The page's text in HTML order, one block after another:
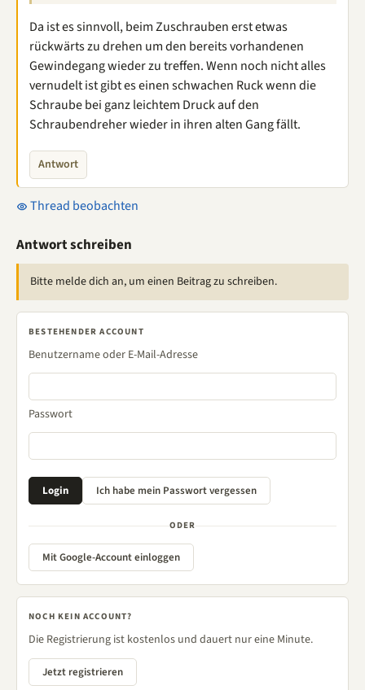
Da ist es sinnvoll, beim Zuschrauben erst etwas
rückwärts zu drehen um den bereits vorhandenen
Gewindegang wieder zu treffen. Wenn noch nicht alles
vernudelt ist gibt es einen schwachen Ruck wenn die
Schraube bei ganz leichtem Druck auf den
Schraubendreher wieder in ihren alten Gang fällt.
Antwort
Thread beobachten
Antwort schreiben
Bitte melde dich an, um einen Beitrag zu schreiben.
BESTEHENDER ACCOUNT
Benutzername oder E-Mail-Adresse
Passwort
ODER
Mit Google-Account einloggen
NOCH KEIN ACCOUNT?
Die Registrierung ist kostenlos und dauert nur eine Minute.
Jetzt registrieren